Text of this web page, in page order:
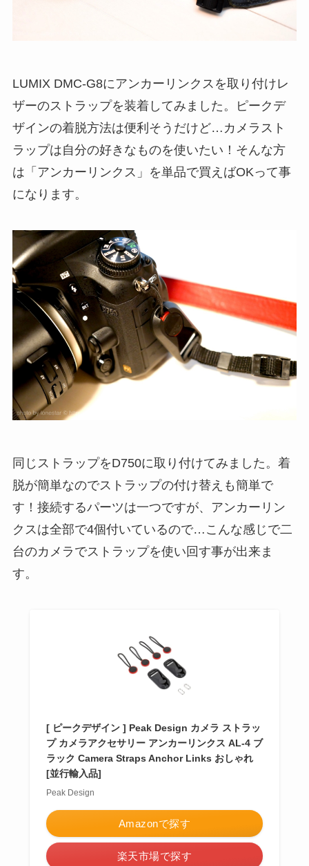
LUMIX DMC-G8にアンカーリンクスを取り付けレ
ザーのストラップを装着してみました。ピークデ
ザインの着脱方法は便利そうだけど…カメラスト
ラップは自分の好きなものを使いたい！そんな方
は「アンカーリンクス」を単品で買えばOKって事
になります。
同じストラップをD750に取り付けてみました。着
脱が簡単なのでストラップの付け替えも簡単で
す！接続するパーツは一つですが、アンカーリン
クスは全部で4個付いているので…こんな感じで二
台のカメラでストラップを使い回す事が出来ま
す。
[ ピークデザイン ] Peak Design カメラ ストラッ
プ カメラアクセサリー アンカーリンクス AL-4 ブ
ラック Camera Straps Anchor Links おしゃれ
[並行輸入品]
Peak Design
Amazonで探す
楽天市場で探す